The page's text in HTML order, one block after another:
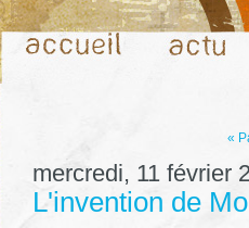
«
mercredi, 11 février
L'invention de